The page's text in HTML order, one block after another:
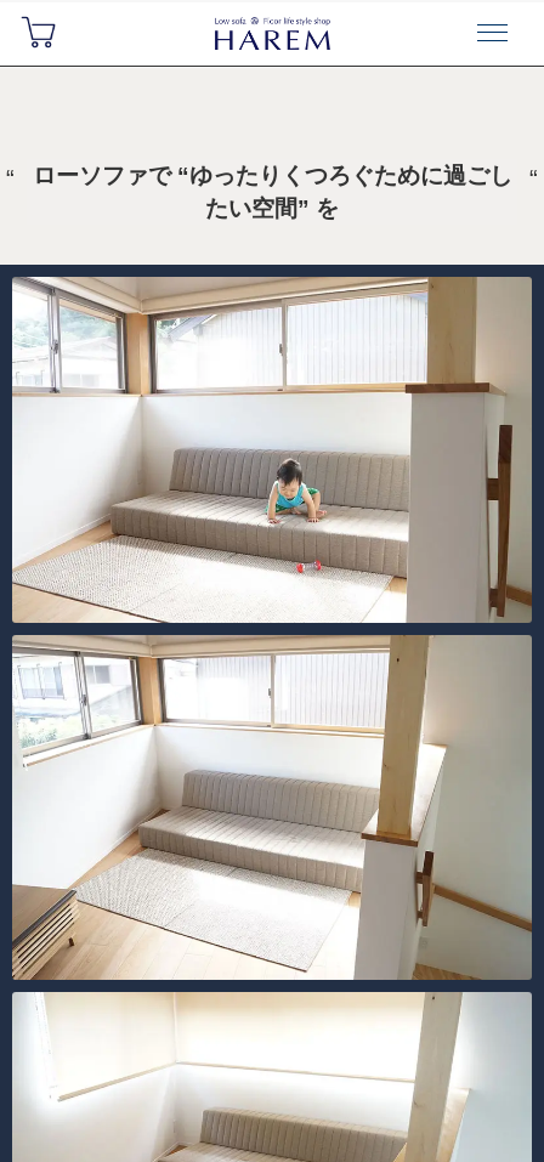
ローソファで “ゆったりくつろぐために過ごし
たい空間” を